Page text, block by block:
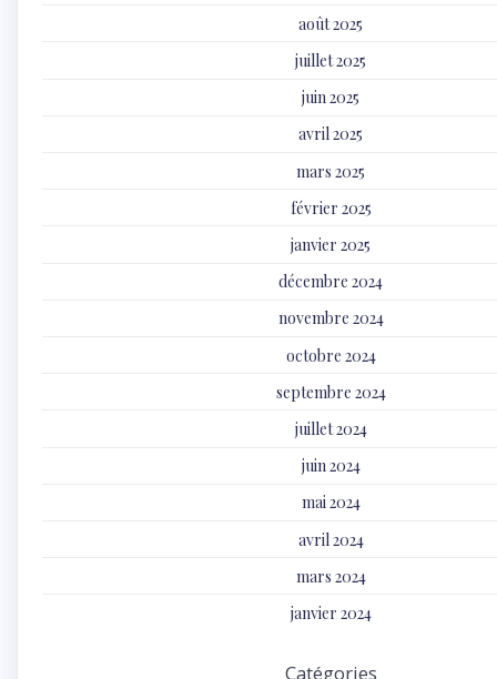
août 2025
juillet 2025
juin 2025
avril 2025
mars 2025
février 2025
janvier 2025
décembre 2024
novembre 2024
octobre 2024
septembre 2024
juillet 2024
juin 2024
mai 2024
avril 2024
mars 2024
janvier 2024
Catégories